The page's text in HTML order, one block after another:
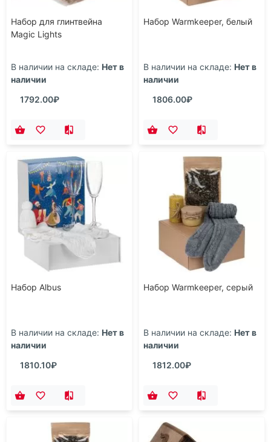
Набор для глинтвейна
Magic Lights
В наличии на складе: Нет в
наличии
1792.00₽
Набор Warmkeeper, белый
В наличии на складе: Нет в
наличии
1806.00₽
Набор Albus
В наличии на складе: Нет в
наличии
1810.10₽
Набор Warmkeeper, серый
В наличии на складе: Нет в
наличии
1812.00₽